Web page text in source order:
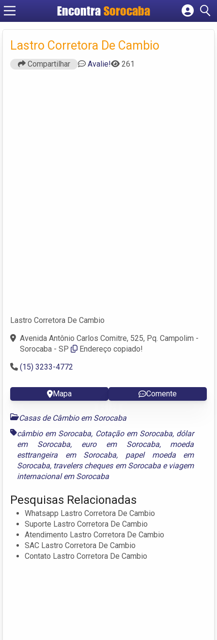
EncontraSorocaba
Cadastrar empresa
Criar conta
Lastro Corretora De Cambio
Compartilhar Avalie! 261
Lastro Corretora De Cambio
Avenida Antônio Carlos Comitre, 525, Pq. Campolim -
Sorocaba - SP
Endereço copiado!
(15) 3233-4772
Mapa Comente
Casas de Câmbio em Sorocaba
câmbio em Sorocaba, Cotação em Sorocaba, dólar
em Sorocaba, euro em Sorocaba, moeda
esttrangeira em Sorocaba, papel moeda em
Sorocaba, travelers cheques em Sorocabae viagem
internacional em Sorocaba
Pesquisas Relacionadas
Whatsapp Lastro Corretora De Cambio
Suporte Lastro Corretora De Cambio
Atendimento Lastro Corretora De Cambio
SAC Lastro Corretora De Cambio
Contato Lastro Corretora De Cambio